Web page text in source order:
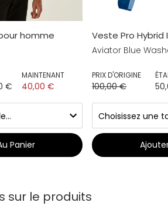
homme
€
MAINTENANT
40,00 €
Panier
Veste Pro
Aviator Blue
PRIX D'ORIGINE
100,00 €
sur le produits